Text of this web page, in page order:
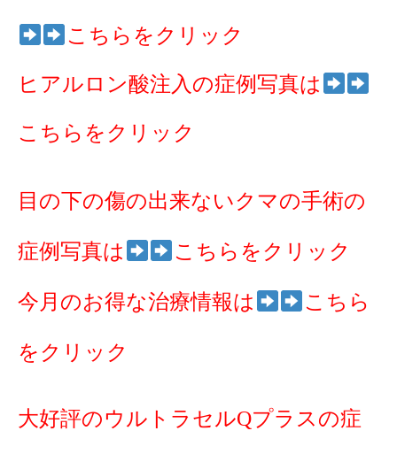
こちらをクリック
ヒアルロン酸注入の症例写真は
こちらをクリック
目の下の傷の出来ないクマの手術の
症例写真は こちらをクリック
今月のお得な治療情報は こちら
をクリック
大好評のウルトラセルQプラスの症